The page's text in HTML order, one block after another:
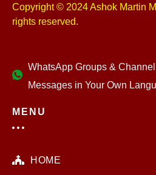
Copyright © 2024 Ashok Martin
rights reserved.
WhatsApp Groups &
Messages in Your Own
MENU
HOME